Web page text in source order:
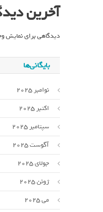
آخرین
دیدگاهی برای نمایش
بایگانی‌ها
نوامبر 2025
اکتبر 2025
سپتامبر 2025
آگوست 2025
جولای 2025
ژوئن 2025
می 2025